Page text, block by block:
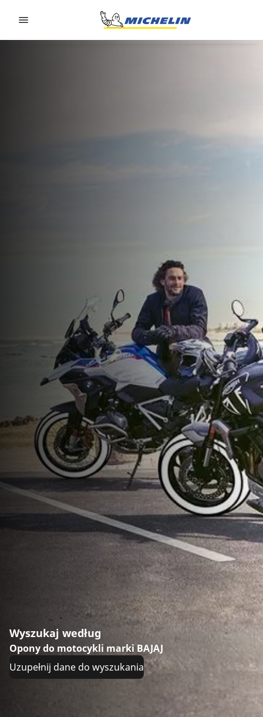
Wyszukaj według
Opony do motocykli marki BAJAJ
Uzupełnij dane do wyszukania